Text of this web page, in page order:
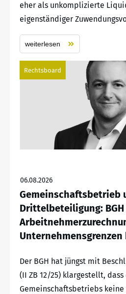
eher als unkomplizierte
eigenständiger
weiterlesen
Rechtsboard
06.08.2026
Gemeinschaftsbetrieb
Drittelbeteiligung:
Unternehmensgrenzen
Der BGH hat jüngst mit
(II ZB 12/25) klargestellt,
Gemeinschaftsbetriebs